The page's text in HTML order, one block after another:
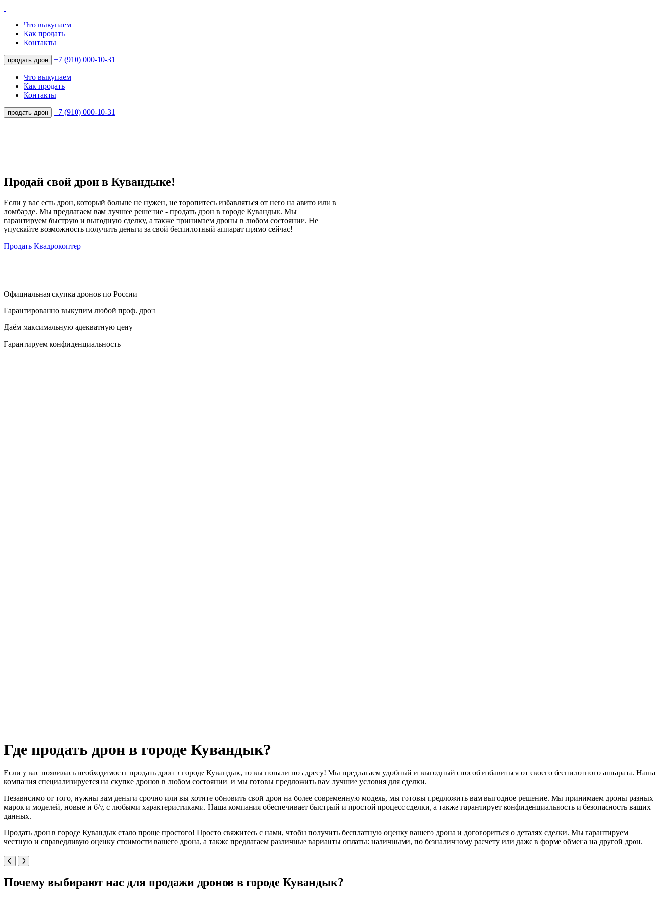
Что выкупаем
Как продать
Контакты
продать дрон +7 (910) 000-10-31
Что выкупаем
Как продать
Контакты
продать дрон +7 (910) 000-10-31
Продай свой дрон в Кувандыке!
Если у вас есть дрон, который больше не нужен, не торопитесь избавляться от него на авито или в
ломбарде. Мы предлагаем вам лучшее решение - продать дрон в городе Кувандык. Мы
гарантируем быструю и выгодную сделку, а также принимаем дроны в любом состоянии. Не
упускайте возможность получить деньги за свой беспилотный аппарат прямо сейчас!
Продать Квадрокоптер
Официальная скупка дронов по России
Гарантированно выкупим любой проф. дрон
Даём максимальную адекватную цену
Гарантируем конфиденциальность
Где продать дрон в городе Кувандык?
Если у вас появилась необходимость продать дрон в городе Кувандык, то вы попали по адресу! Мы предлагаем удобный и выгодный способ избавиться от своего беспилотного аппарата. Наша
компания специализируется на скупке дронов в любом состоянии, и мы готовы предложить вам лучшие условия для сделки.
Независимо от того, нужны вам деньги срочно или вы хотите обновить свой дрон на более современную модель, мы готовы предложить вам выгодное решение. Мы принимаем дроны разных
марок и моделей, новые и б/у, с любыми характеристиками. Наша компания обеспечивает быстрый и простой процесс сделки, а также гарантирует конфиденциальность и безопасность ваших
данных.
Продать дрон в городе Кувандык стало проще простого! Просто свяжитесь с нами, чтобы получить бесплатную оценку вашего дрона и договориться о деталях сделки. Мы гарантируем
честную и справедливую оценку стоимости вашего дрона, а также предлагаем различные варианты оплаты: наличными, по безналичному расчету или даже в форме обмена на другой дрон.
Почему выбирают нас для продажи дронов в городе Кувандык?